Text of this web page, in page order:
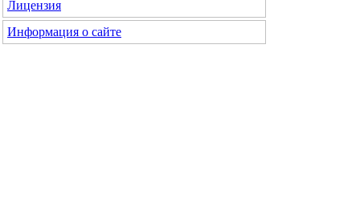
Лицензия
Информация о сайте